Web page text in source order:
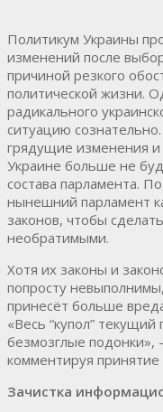
Политикум Украины
изменений после
причиной резкого
политической жизни.
радикального
ситуацию
грядущие изменения
Украине больше не
состава парламента.
нынешний парламент
законов, чтобы
необратимыми.
Хотя их законы и
попросту
принесёт больше
«Весь “купол”
безмозглые подонки»,
комментируя
Зачистка